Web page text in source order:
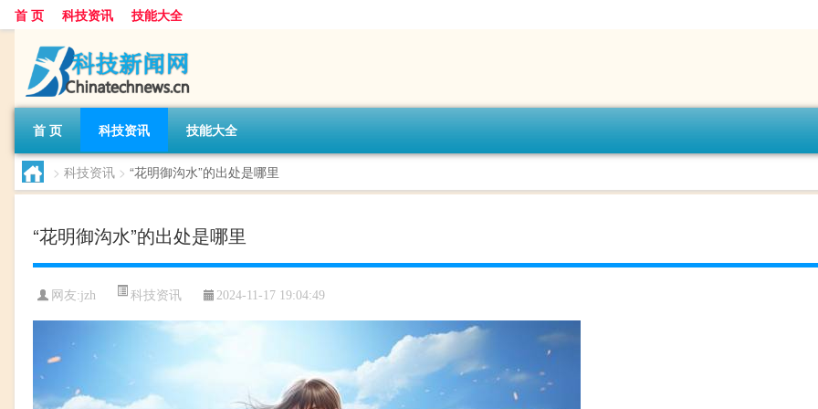
首 页 科技资讯 技能大全
首 页 科技资讯 技能大全
> 科技资讯 > “花明御沟水”的出处是哪里
“花明御沟水”的出处是哪里
网友:jzh 科技资讯 2024-11-17 19:04:49